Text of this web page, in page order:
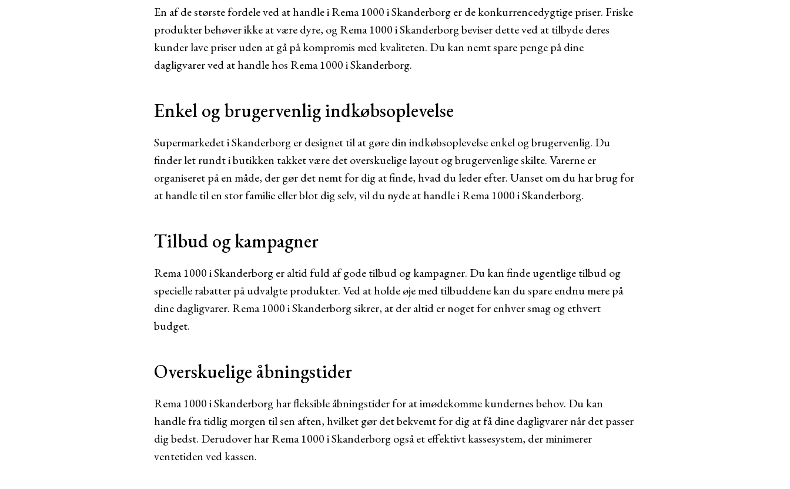
En af de største fordele ved at handle i Rema 1000 i Skanderborg er de konkurrencedygtige priser. Friske
produkter behøver ikke at være dyre, og Rema 1000 i Skanderborg beviser dette ved at tilbyde deres
kunder lave priser uden at gå på kompromis med kvaliteten. Du kan nemt spare penge på dine
dagligvarer ved at handle hos Rema 1000 i Skanderborg.
Enkel og brugervenlig indkøbsoplevelse
Supermarkedet i Skanderborg er designet til at gøre din indkøbsoplevelse enkel og brugervenlig. Du
finder let rundt i butikken takket være det overskuelige layout og brugervenlige skilte. Varerne er
organiseret på en måde, der gør det nemt for dig at finde, hvad du leder efter. Uanset om du har brug for
at handle til en stor familie eller blot dig selv, vil du nyde at handle i Rema 1000 i Skanderborg.
Tilbud og kampagner
Rema 1000 i Skanderborg er altid fuld af gode tilbud og kampagner. Du kan finde ugentlige tilbud og
specielle rabatter på udvalgte produkter. Ved at holde øje med tilbuddene kan du spare endnu mere på
dine dagligvarer. Rema 1000 i Skanderborg sikrer, at der altid er noget for enhver smag og ethvert
budget.
Overskuelige åbningstider
Rema 1000 i Skanderborg har fleksible åbningstider for at imødekomme kundernes behov. Du kan
handle fra tidlig morgen til sen aften, hvilket gør det bekvemt for dig at få dine dagligvarer når det passer
dig bedst. Derudover har Rema 1000 i Skanderborg også et effektivt kassesystem, der minimerer
ventetiden ved kassen.